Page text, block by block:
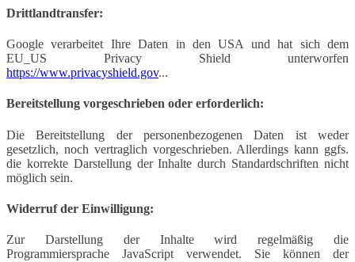
Drittlandtransfer:
Google verarbeitet Ihre Daten in den USA und hat sich dem
EU_US Privacy Shield unterworfen
https://www.privacyshield.gov...
Bereitstellung vorgeschrieben oder erforderlich:
Die Bereitstellung der personenbezogenen Daten ist weder
gesetzlich, noch vertraglich vorgeschrieben. Allerdings kann ggfs.
die korrekte Darstellung der Inhalte durch Standardschriften nicht
möglich sein.
Widerruf der Einwilligung:
Zur Darstellung der Inhalte wird regelmäßig die
Programmiersprache JavaScript verwendet. Sie können der